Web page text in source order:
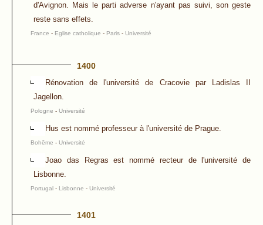
d'Avignon. Mais le parti adverse n'ayant pas suivi, son geste
reste sans effets.
France - Eglise catholique - Paris - Université
1400
Rénovation de l'université de Cracovie par Ladislas II
Jagellon.
Pologne - Université
Hus est nommé professeur à l'université de Prague.
Bohême - Université
Joao das Regras est nommé recteur de l'université de
Lisbonne.
Portugal - Lisbonne - Université
1401